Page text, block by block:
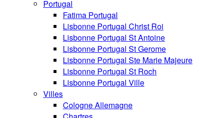
Portugal
Fatima Portugal
Lisbonne Portugal Christ Roi
Lisbonne Portugal St Antoine
Lisbonne Portugal St Gerome
Lisbonne Portugal Ste Marie Majeure
Lisbonne Portugal St Roch
Lisbonne Portugal Ville
Villes
Cologne Allemagne